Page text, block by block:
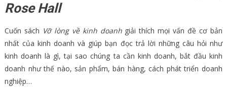
Rose Hall
Cuốn sách Vỡ lòng về kinh doanh giải thích mọi vấn đề cơ bản
nhất của kinh doanh và giúp bạn đọc trả lời những câu hỏi như
kinh doanh là gì, tại sao chúng ta cần kinh doanh, bắt đầu kinh
doanh như thế nào, sản phẩm, bán hàng, cách phát triển doanh
nghiệp…